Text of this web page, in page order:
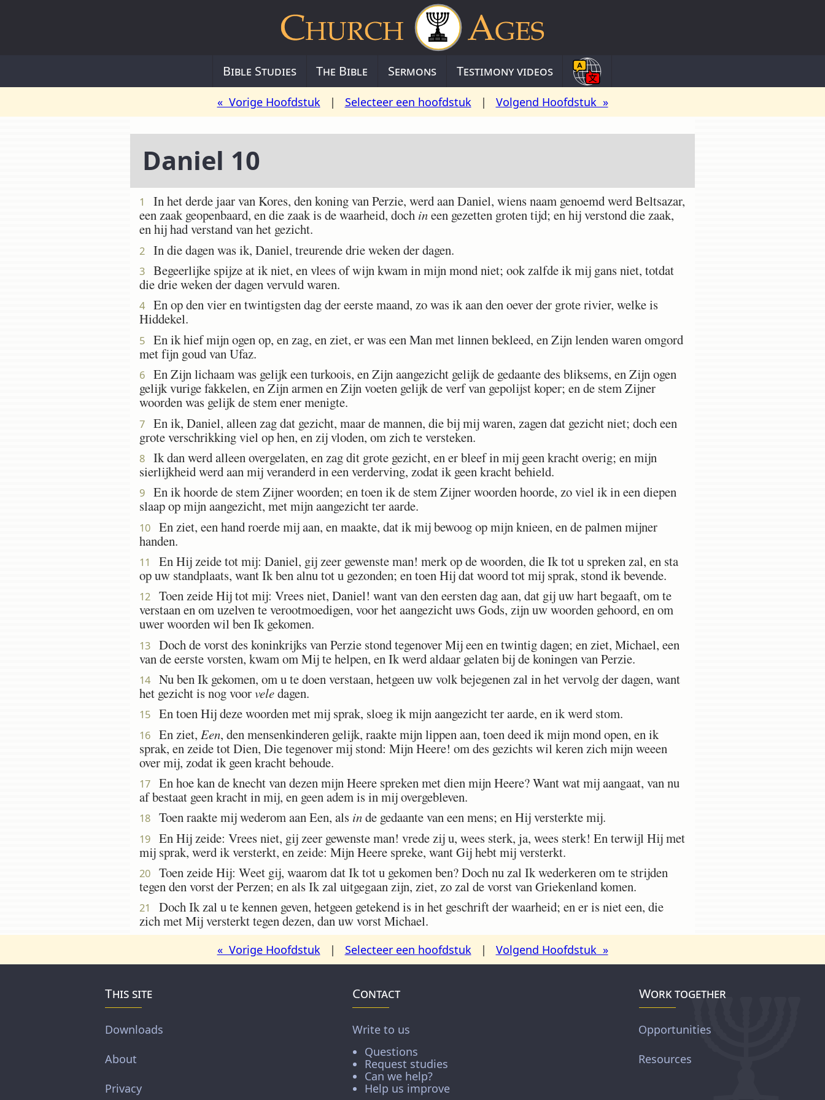
Bible Studies The Bible Sermons Testimony videos
« Vorige Hoofdstuk| Selecteer een hoofdstuk| Volgend Hoofdstuk »
Daniel 10
1
In het derde jaar van Kores, den koning van Perzie, werd aan Daniel, wiens naam genoemd werd Beltsazar,
een zaak geopenbaard, en die zaak is de waarheid, doch ineen gezetten groten tijd; en hij verstond die zaak,
en hij had verstand van het gezicht.
2 In die dagen was ik, Daniel, treurende drie weken der dagen.
3
Begeerlijke spijze at ik niet, en vlees of wijn kwam in mijn mond niet; ook zalfde ik mij gans niet, totdat
die drie weken der dagen vervuld waren.
4
En op den vier en twintigsten dag der eerste maand, zo was ik aan den oever der grote rivier, welke is
Hiddekel.
5
En ik hief mijn ogen op, en zag, en ziet, er was een Man met linnen bekleed, en Zijn lenden waren omgord
met fijn goud van Ufaz.
6
En Zijn lichaam was gelijk een turkoois, en Zijn aangezicht gelijk de gedaante des bliksems, en Zijn ogen
gelijk vurige fakkelen, en Zijn armen en Zijn voeten gelijk de verf van gepolijst koper; en de stem Zijner
woorden was gelijk de stem ener menigte.
7
En ik, Daniel, alleen zag dat gezicht, maar de mannen, die bij mij waren, zagen dat gezicht niet; doch een
grote verschrikking viel op hen, en zij vloden, om zich te versteken.
8
Ik dan werd alleen overgelaten, en zag dit grote gezicht, en er bleef in mij geen kracht overig; en mijn
sierlijkheid werd aan mij veranderd in een verderving, zodat ik geen kracht behield.
9
En ik hoorde de stem Zijner woorden; en toen ik de stem Zijner woorden hoorde, zo viel ik in een diepen
slaap op mijn aangezicht, met mijn aangezicht ter aarde.
10
En ziet, een hand roerde mij aan, en maakte, dat ik mij bewoog op mijn knieen, en de palmen mijner
handen.
11
En Hij zeide tot mij: Daniel, gij zeer gewenste man! merk op de woorden, die Ik tot u spreken zal, en sta
op uw standplaats, want Ik ben alnu tot u gezonden; en toen Hij dat woord tot mij sprak, stond ik bevende.
12
Toen zeide Hij tot mij: Vrees niet, Daniel! want van den eersten dag aan, dat gij uw hart begaaft, om te
verstaan en om uzelven te verootmoedigen, voor het aangezicht uws Gods, zijn uw woorden gehoord, en om
uwer woorden wil ben Ik gekomen.
13
Doch de vorst des koninkrijks van Perzie stond tegenover Mij een en twintig dagen; en ziet, Michael, een
van de eerste vorsten, kwam om Mij te helpen, en Ik werd aldaar gelaten bij de koningen van Perzie.
14
Nu ben Ik gekomen, om u te doen verstaan, hetgeen uw volk bejegenen zal in het vervolg der dagen, want
het gezicht is nog voorveledagen.
15 En toen Hij deze woorden met mij sprak, sloeg ik mijn aangezicht ter aarde, en ik werd stom.
16 En ziet, Een, den mensenkinderen gelijk, raakte mijn lippen aan, toen deed ik mijn mond open, en ik
sprak, en zeide tot Dien, Die tegenover mij stond: Mijn Heere! om des gezichts wil keren zich mijn weeen
over mij, zodat ik geen kracht behoude.
17
En hoe kan de knecht van dezen mijn Heere spreken met dien mijn Heere? Want wat mij aangaat, van nu
af bestaat geen kracht in mij, en geen adem is in mij overgebleven.
18 Toen raakte mij wederom aan Een, als inde gedaante van een mens; en Hij versterkte mij.
19
En Hij zeide: Vrees niet, gij zeer gewenste man! vrede zij u, wees sterk, ja, wees sterk! En terwijl Hij met
mij sprak, werd ik versterkt, en zeide: Mijn Heere spreke, want Gij hebt mij versterkt.
20
Toen zeide Hij: Weet gij, waarom dat Ik tot u gekomen ben? Doch nu zal Ik wederkeren om te strijden
tegen den vorst der Perzen; en als Ik zal uitgegaan zijn, ziet, zo zal de vorst van Griekenland komen.
21
Doch Ik zal u te kennen geven, hetgeen getekend is in het geschrift der waarheid; en er is niet een, die
zich met Mij versterkt tegen dezen, dan uw vorst Michael.
« Vorige Hoofdstuk | Selecteer een hoofdstuk | Volgend Hoofdstuk »
This site
Downloads
About
Privacy
Contact
Write to us
Questions
Request studies
Can we help?
Help us improve
Work together
Opportunities
Resources